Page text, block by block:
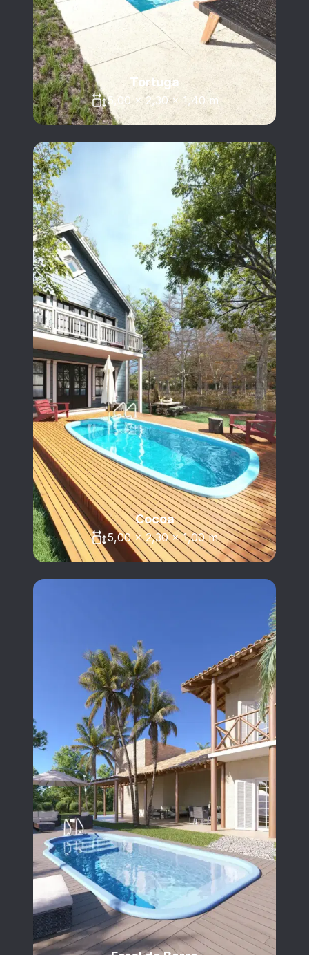
Tortuga
5,00 x 2,30 x 1,40 m
Cocoa
5,00 x 2,30 x 1,00 m